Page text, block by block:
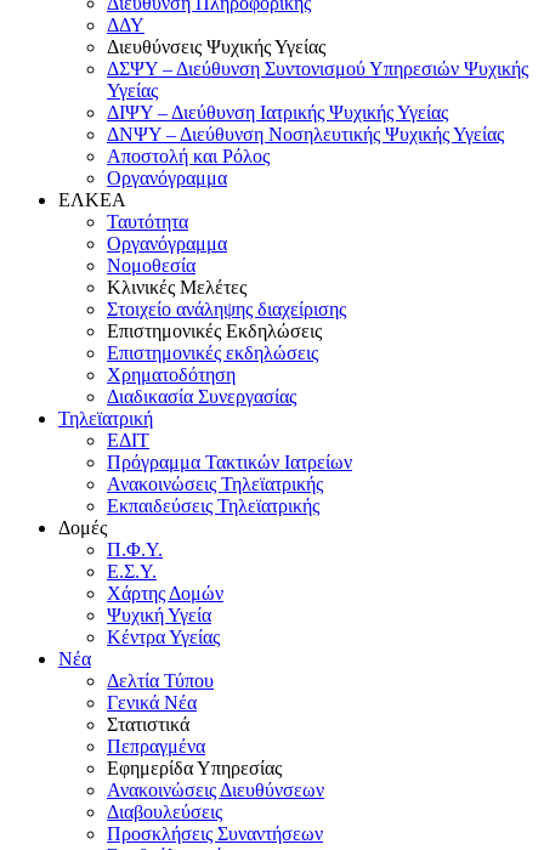
ΔΔΥ
Διευθύνσεις Ψυχικής Υγείας
ΔΣΨΥ – Διεύθυνση Συντονισμού Υπηρεσιών Ψυχικής
Υγείας
ΔΙΨΥ – Διεύθυνση Ιατρικής Ψυχικής Υγείας
ΔΝΨΥ – Διεύθυνση Νοσηλευτικής Ψυχικής Υγείας
Αποστολή και Ρόλος
Οργανόγραμμα
ΕΛΚΕΑ
Ταυτότητα
Οργανόγραμμα
Νομοθεσία
Κλινικές Μελέτες
Στοιχείο ανάληψης διαχείρισης
Επιστημονικές Εκδηλώσεις
Επιστημονικές εκδηλώσεις
Χρηματοδότηση
Διαδικασία Συνεργασίας
Τηλεϊατρική
ΕΔΙΤ
Πρόγραμμα Τακτικών Ιατρείων
Ανακοινώσεις Τηλεϊατρικής
Εκπαιδεύσεις Τηλεϊατρικής
Δομές
Π.Φ.Υ.
Ε.Σ.Υ.
Χάρτης Δομών
Ψυχική Υγεία
Κέντρα Υγείας
Νέα
Δελτία Τύπου
Γενικά Νέα
Στατιστικά
Πεπραγμένα
Εφημερίδα Υπηρεσίας
Ανακοινώσεις Διευθύνσεων
Διαβουλεύσεις
Προσκλήσεις Συναντήσεων